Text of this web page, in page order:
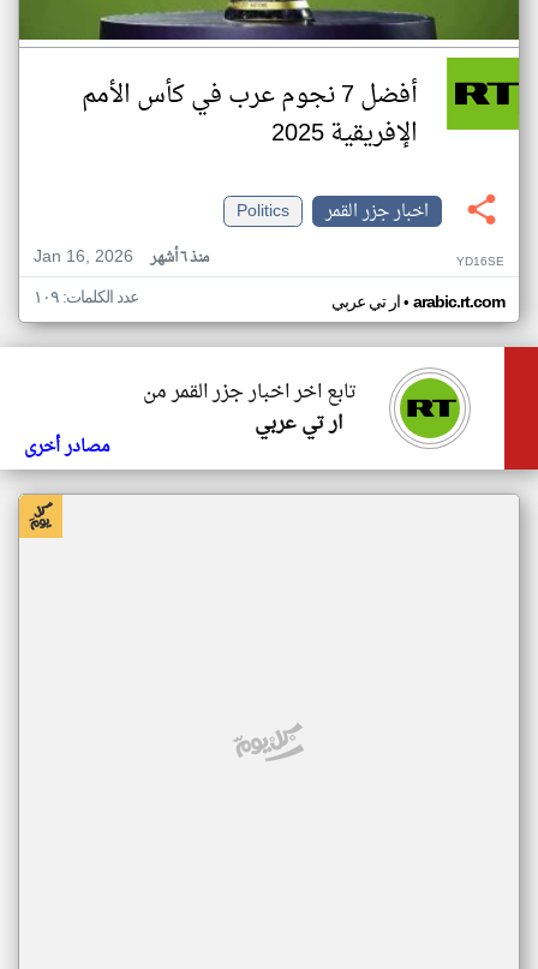
أفضل 7 نجوم عرب في كأس الأمم
الإفريقية 2025
اخبار جزر القمر
Politics
Jan 16, 2026
منذ ٦ أشهر YD16SE
ار تي عربي• arabic.rt.com عدد الكلمات: ١٠٩
تابع اخر اخبار جزر القمر من
ار تي عربي
مصادر أخرى